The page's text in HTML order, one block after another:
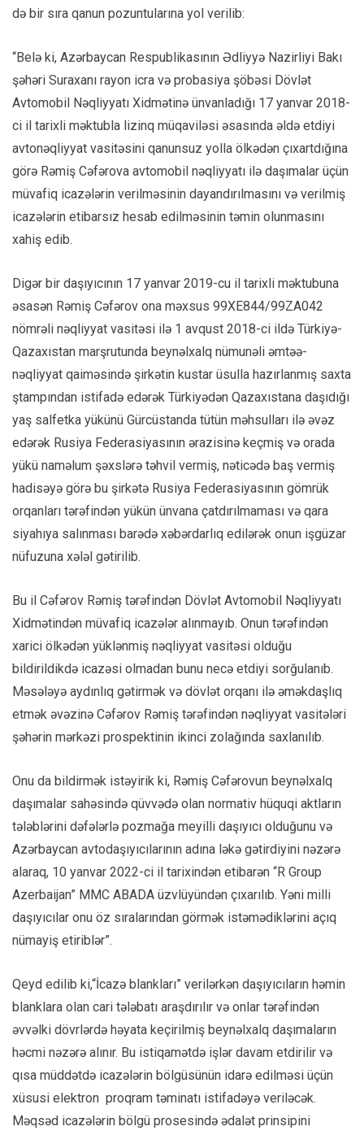
də bir sıra qanun pozuntularına yol verilib:
“Belə ki, Azərbaycan Respublikasının Ədliyyə Nazirliyi Bakı
şəhəri Suraxanı rayon icra və probasiya şöbəsi Dövlət
Avtomobil Nəqliyyatı Xidmətinə ünvanladığı 17 yanvar 2018-
ci il tarixli məktubla lizinq müqaviləsi əsasında əldə etdiyi
avtonəqliyyat vasitəsini qanunsuz yolla ölkədən çıxartdığına
görə Rəmiş Cəfərova avtomobil nəqliyyatı ilə daşımalar üçün
müvafiq icazələrin verilməsinin dayandırılmasını və verilmiş
icazələrin etibarsız hesab edilməsinin təmin olunmasını
xahiş edib.
Digər bir daşıyıcının 17 yanvar 2019-cu il tarixli məktubuna
əsasən Rəmiş Cəfərov ona məxsus 99XE844/99ZA042
nömrəli nəqliyyat vasitəsi ilə 1 avqust 2018-ci ildə Türkiyə-
Qazaxıstan marşrutunda beynəlxalq nümunəli əmtəə-
nəqliyyat qaiməsində şirkətin kustar üsulla hazırlanmış saxta
ştampından istifadə edərək Türkiyədən Qazaxıstana daşıdığı
yaş salfetka yükünü Gürcüstanda tütün məhsulları ilə əvəz
edərək Rusiya Federasiyasının ərazisinə keçmiş və orada
yükü naməlum şəxslərə təhvil vermiş, nəticədə baş vermiş
hadisəyə görə bu şirkətə Rusiya Federasiyasının gömrük
orqanları tərəfindən yükün ünvana çatdırılmaması və qara
siyahıya salınması barədə xəbərdarlıq edilərək onun işgüzar
nüfuzuna xələl gətirilib.
Bu il Cəfərov Rəmiş tərəfindən Dövlət Avtomobil Nəqliyyatı
Xidmətindən müvafiq icazələr alınmayıb. Onun tərəfindən
xarici ölkədən yüklənmiş nəqliyyat vasitəsi olduğu
bildirildikdə icazəsi olmadan bunu necə etdiyi sorğulanıb.
Məsələyə aydınlıq gətirmək və dövlət orqanı ilə əməkdaşlıq
etmək əvəzinə Cəfərov Rəmiş tərəfindən nəqliyyat vasitələri
şəhərin mərkəzi prospektinin ikinci zolağında saxlanılıb.
Onu da bildirmək istəyirik ki, Rəmiş Cəfərovun beynəlxalq
daşımalar sahəsində qüvvədə olan normativ hüquqi aktların
tələblərini dəfələrlə pozmağa meyilli daşıyıcı olduğunu və
Azərbaycan avtodaşıyıcılarının adına ləkə gətirdiyini nəzərə
alaraq, 10 yanvar 2022-ci il tarixindən etibarən “R Group
Azerbaijan” MMC ABADA üzvlüyündən çıxarılıb. Yəni milli
daşıyıcılar onu öz sıralarından görmək istəmədiklərini açıq
nümayiş etiriblər”.
Qeyd edilib ki,“İcazə blankları” verilərkən daşıyıcıların həmin
blanklara olan cari tələbatı araşdırılır və onlar tərəfindən
əvvəlki dövrlərdə həyata keçirilmiş beynəlxalq daşımaların
həcmi nəzərə alınır. Bu istiqamətdə işlər davam etdirilir və
qısa müddətdə icazələrin bölgüsünün idarə edilməsi üçün
xüsusi elektron proqram təminatı istifadəyə veriləcək.
Məqsəd icazələrin bölgü prosesində ədalət prinsipini